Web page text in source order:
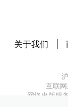
关于我们
互联
网络出版服